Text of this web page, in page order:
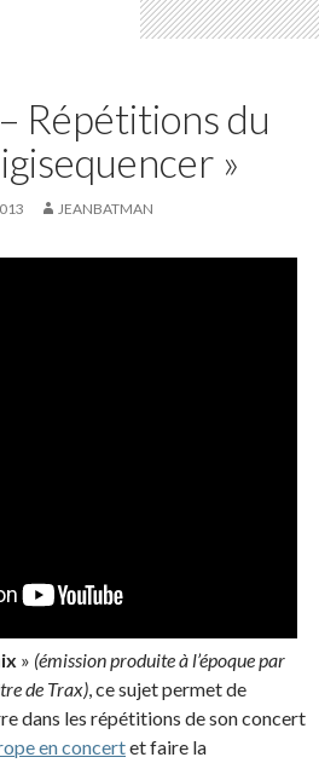
Répétitions du
»
JEANBATMAN
» (émission produite à l’époque par
de Trax), ce sujet permet de
dans les répétitions de son concert
en concertet faire la